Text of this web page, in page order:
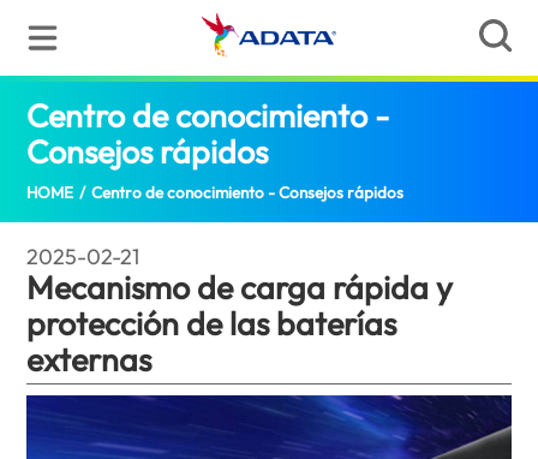
Centro de conocimiento -
Consejos rápidosMecanismo de carga
HOME / Centro de conocimiento - Consejos rápidos
2025-02-21
Mecanismo de carga rápida y
protección de las baterías
externas